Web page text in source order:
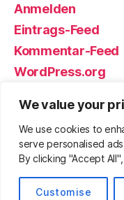
We value your
We use cookies to
serve personalised
By clicking "Accept
Customise
Anmelden
Eintrags-Feed
Kommentar-Feed
WordPress.org
© 2026Björn
rund um Messer,
Überleben
Datenschutz